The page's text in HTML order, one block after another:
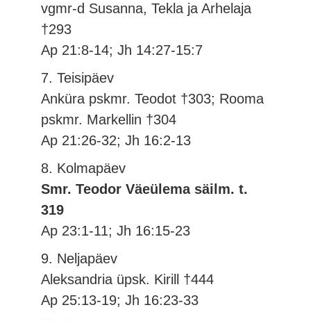
vgmr-d Susanna, Tekla ja Arhelaja
†293
Ap 21:8-14; Jh 14:27-15:7
7. Teisipäev
Anküra pskmr. Teodot †303; Rooma
pskmr. Markellin †304
Ap 21:26-32; Jh 16:2-13
8. Kolmapäev
Smr. Teodor Väeülema säilm. t.
319
Ap 23:1-11; Jh 16:15-23
9. Neljapäev
Aleksandria üpsk. Kirill †444
Ap 25:13-19; Jh 16:23-33